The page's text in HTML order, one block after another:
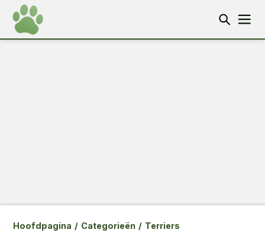
Hoofdpagina / Categorieën / Terriers